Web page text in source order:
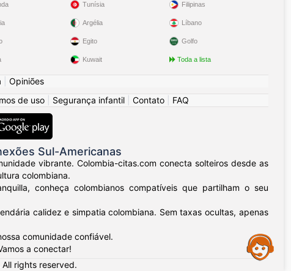
Tunísia
Argélia
Egito
Kuwait
Filipinas
Líbano
Golfo
Toda a lista
Opiniões
de uso Segurança infantil Contato FAQ
Sul-Americanas
vibrante. Colombia-citas.com conecta solteiros desde as
colombiana.
conheça colombianos compatíveis que partilham o seu
calidez e simpatia colombiana. Sem taxas ocultas, apenas
comunidade confiável.
a conectar!
All rights reserved.
Assistance